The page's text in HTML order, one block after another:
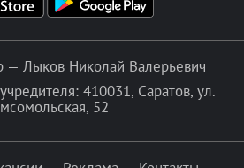
— Лыков Николай Валерьевич
410031, Саратов, ул.
52